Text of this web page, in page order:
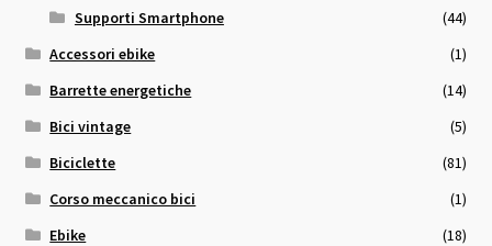
Supporti Smartphone
(44)
Accessori ebike
(1)
Barrette energetiche
(14)
Bici vintage
(5)
Biciclette
(81)
Corso meccanico bici
(1)
Ebike
(18)